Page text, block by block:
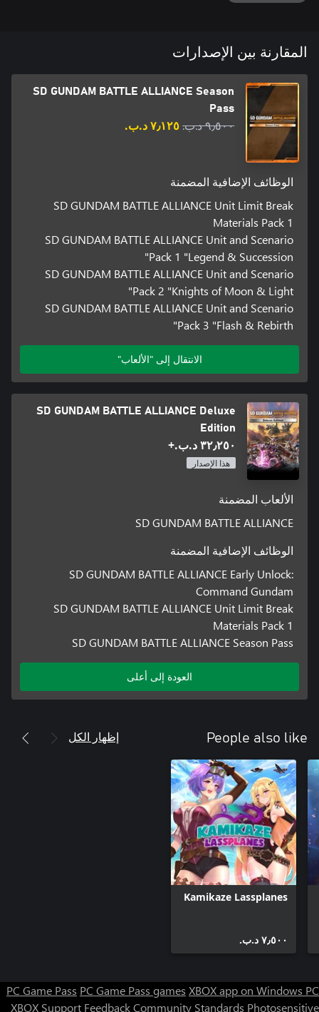
المقارنة بين الإصدارات
SD GUNDAM BATTLE ALLIANCE Season
Pass
٩٫٥٠٠ د.ب.‏ ٧٫١٢٥ د.ب.‏
الوظائف الإضافية المضمنة
SD GUNDAM BATTLE ALLIANCE Unit Limit Break
Materials Pack 1
SD GUNDAM BATTLE ALLIANCE Unit and Scenario
Pack 1 "Legend & Succession"
SD GUNDAM BATTLE ALLIANCE Unit and Scenario
Pack 2 "Knights of Moon & Light"
SD GUNDAM BATTLE ALLIANCE Unit and Scenario
Pack 3 "Flash & Rebirth"
الانتقال إلى "الألعاب"
SD GUNDAM BATTLE ALLIANCE Deluxe
Edition
٣٢٫٢٥٠ د.ب.‏+
هذا الإصدار
الألعاب المضمنة
SD GUNDAM BATTLE ALLIANCE
الوظائف الإضافية المضمنة
SD GUNDAM BATTLE ALLIANCE Early Unlock:
Command Gundam
SD GUNDAM BATTLE ALLIANCE Unit Limit Break
Materials Pack 1
SD GUNDAM BATTLE ALLIANCE Season Pass
العودة إلى أعلى
People also like إظهار الكل
Kamikaze Lassplanes
٧٫٥٠٠ د.ب.‏
PC Game Pass PC Game Pass games XBOX app on Windows PC
XBOX Support FeedbackCommunity Standards Photosensitive